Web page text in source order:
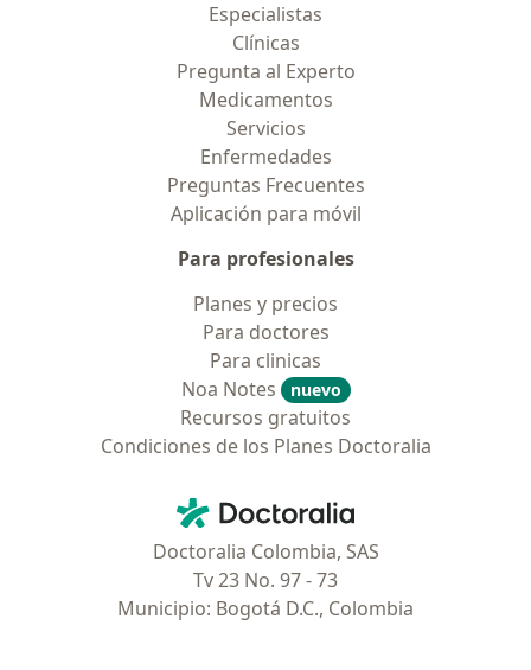
Especialistas
Clínicas
Pregunta al Experto
Medicamentos
Servicios
Enfermedades
Preguntas Frecuentes
Aplicación para móvil
Para profesionales
Planes y precios
Para doctores
Para clinicas
Noa Notes
nuevo
Recursos gratuitos
Condiciones de los Planes Doctoralia
Doctoralia - Página de inicio
Doctoralia Colombia, SAS
Tv 23 No. 97 - 73
Municipio: Bogotá D.C., Colombia